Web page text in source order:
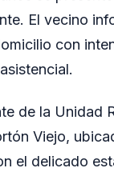
El vecino
con
de la Unidad
Viejo,
el delicado